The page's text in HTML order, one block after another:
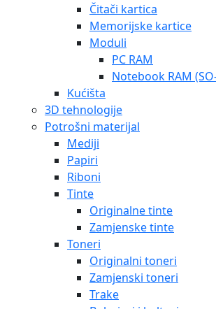
Čitači kartica
Memorijske kartice
Moduli
PC RAM
Notebook RAM
Kućišta
3D tehnologije
Potrošni materijal
Mediji
Papiri
Riboni
Tinte
Originalne tinte
Zamjenske tinte
Toneri
Originalni toneri
Zamjenski toneri
Trake